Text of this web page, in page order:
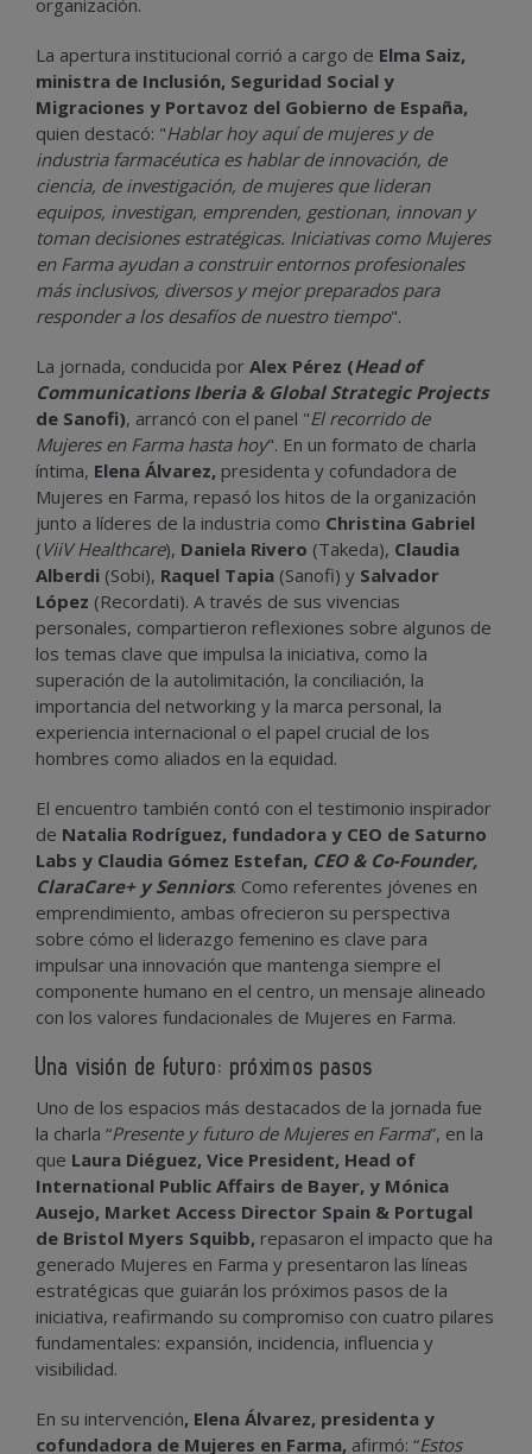
organización.
La apertura institucional corrió a cargo de Elma Saiz,
ministra de Inclusión, Seguridad Social y
Migraciones y Portavoz del Gobierno de España,
quien destacó: "Hablar hoy aquí de mujeres y de
industria farmacéutica es hablar de innovación, de
ciencia, de investigación, de mujeres que lideran
equipos, investigan, emprenden, gestionan, innovan y
toman decisiones estratégicas. Iniciativas como Mujeres
en Farma ayudan a construir entornos profesionales
más inclusivos, diversos y mejor preparados para
responder a los desafíos de nuestro tiempo".
La jornada, conducida por Alex Pérez (Head of
Communications Iberia & Global Strategic Projects
de Sanofi), arrancó con el panel "El recorrido de
Mujeres en Farma hasta hoy". En un formato de charla
íntima, Elena Álvarez, presidenta y cofundadora de
Mujeres en Farma, repasó los hitos de la organización
junto a líderes de la industria como Christina Gabriel
( ViiV Healthcare), Daniela Rivero (Takeda), Claudia
Alberdi (Sobi), Raquel Tapia (Sanofi) y Salvador
López (Recordati). A través de sus vivencias
personales, compartieron reflexiones sobre algunos de
los temas clave que impulsa la iniciativa, como la
superación de la autolimitación, la conciliación, la
importancia del networking y la marca personal, la
experiencia internacional o el papel crucial de los
hombres como aliados en la equidad.
El encuentro también contó con el testimonio inspirador
de Natalia Rodríguez, fundadora y CEO de Saturno
Labs y Claudia Gómez Estefan, CEO & Co-Founder,
ClaraCare+ y Senniors. Como referentes jóvenes en
emprendimiento, ambas ofrecieron su perspectiva
sobre cómo el liderazgo femenino es clave para
impulsar una innovación que mantenga siempre el
componente humano en el centro, un mensaje alineado
con los valores fundacionales de Mujeres en Farma.
Una visión de futuro: próximos pasos
Uno de los espacios más destacados de la jornada fue
la charla “Presente y futuro de Mujeres en Farma”, en la
que Laura Diéguez, Vice President, Head of
International Public Affairs de Bayer, y Mónica
Ausejo, Market Access Director Spain & Portugal
de Bristol Myers Squibb, repasaron el impacto que ha
generado Mujeres en Farma y presentaron las líneas
estratégicas que guiarán los próximos pasos de la
iniciativa, reafirmando su compromiso con cuatro pilares
fundamentales: expansión, incidencia, influencia y
visibilidad.
En su intervención, Elena Álvarez, presidenta y
cofundadora de Mujeres en Farma, afirmó: “Estos